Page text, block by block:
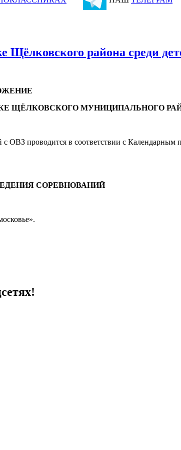
Щёлковского района среди
ЩЁЛКОВСКОГО МУНИЦИПАЛЬНОГО
ОВЗ проводится в соответствии с
СОРЕВНОВАНИЙ